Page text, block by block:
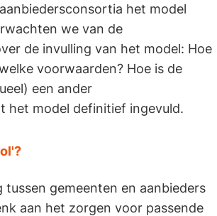
het model
we van de
de invulling van het model: Hoe
voorwaarden? Hoe is de
een ander
het model definitief ingevuld.
gemeenten en aanbieders
aan het zorgen voor passende